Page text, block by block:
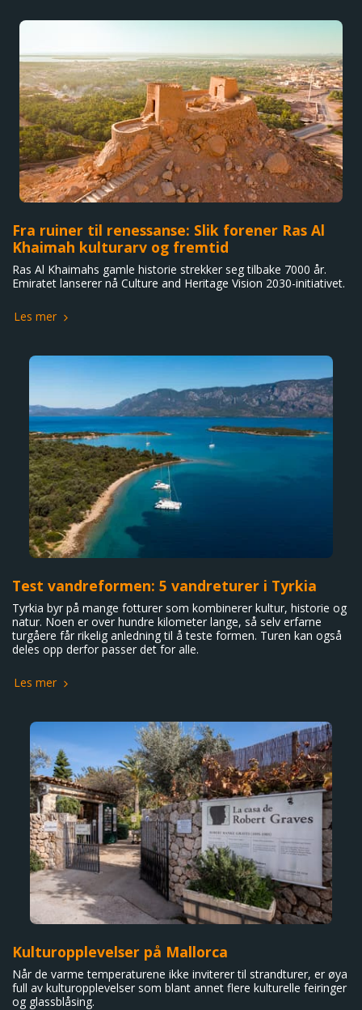
Fra ruiner til renessanse: Slik forener Ras Al
Khaimah kulturarv og fremtid
Ras Al Khaimahs gamle historie strekker seg tilbake 7000 år.
Emiratet lanserer nå Culture and Heritage Vision 2030-initiativet.
Les mer
Test vandreformen: 5 vandreturer i Tyrkia
Tyrkia byr på mange fotturer som kombinerer kultur, historie og
natur. Noen er over hundre kilometer lange, så selv erfarne
turgåere får rikelig anledning til å teste formen. Turen kan også
deles opp derfor passer det for alle.
Les mer
Kulturopplevelser på Mallorca
Når de varme temperaturene ikke inviterer til strandturer, er øya
full av kulturopplevelser som blant annet flere kulturelle feiringer
og glassblåsing.